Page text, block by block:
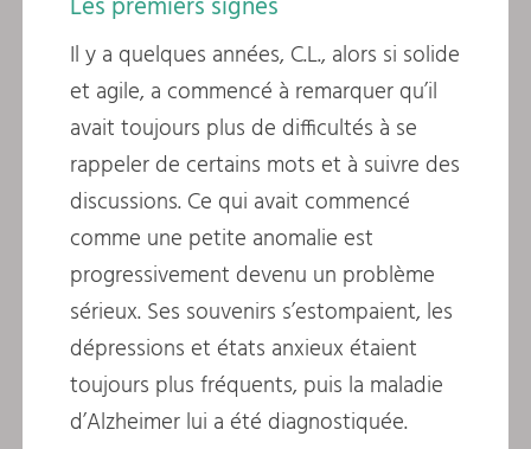
Il y a quelques années, C.L., alors si solide
et agile, a commencé à remarquer qu’il
avait toujours plus de difficultés à se
rappeler de certains mots et à suivre des
discussions. Ce qui avait commencé
comme une petite anomalie est
progressivement devenu un problème
sérieux. Ses souvenirs s’estompaient, les
dépressions et états anxieux étaient
toujours plus fréquents, puis la maladie
d’Alzheimer lui a été diagnostiquée.